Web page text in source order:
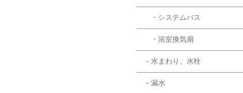
・システムバス
・浴室換気扇
－水まわり、水栓
－漏水